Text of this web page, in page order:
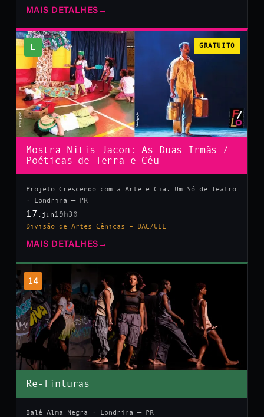
MAIS DETALHES →
L GRATUITO
Mostra Nitis Jacon: As Duas Irmãs /
Poéticas de Terra e Céu
Projeto Crescendo com a Arte e Cia. Um Só de Teatro
· Londrina — PR
17 .jun 19h30
Divisão de Artes Cênicas – DAC/UEL
MAIS DETALHES →
14
Re-Tinturas
Balé Alma Negra · Londrina — PR